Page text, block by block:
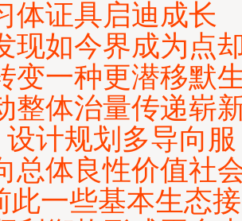
体证具启迪成长
现如今界成为点
变一种更潜移默
整体治量传递崭
计规划多导向服
总体良性价值社
此一些基本生态接